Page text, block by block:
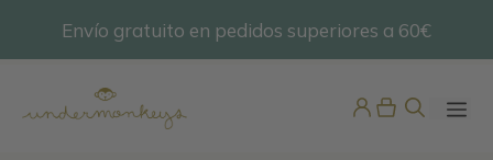
Envío gratuito en pedidos superiores a 60€
@undermonkeyskids